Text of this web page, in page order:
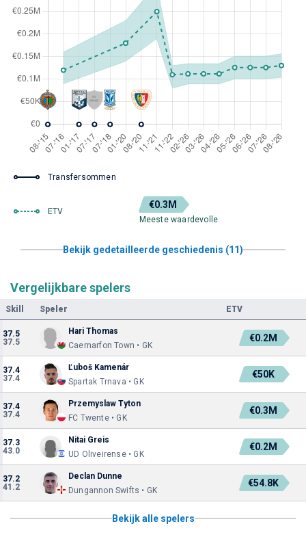
Transfersommen
ETV
€0.3M
Meeste waardevolle
Bekijk gedetailleerde geschiedenis (11)
Vergelijkbare spelers
Skill Speler ETV
37.5
37.5
Hari Thomas
Caernarfon Town • GK
€0.2M
37.4
37.4
Ľuboš Kamenár
Spartak Trnava • GK
€50K
37.4
37.4
Przemyslaw Tyton
FC Twente • GK
€0.3M
37.3
43.0
Nitai Greis
UD Oliveirense • GK
€0.2M
37.2
41.2
Declan Dunne
Dungannon Swifts • GK
€54.8K
Bekijk alle spelers